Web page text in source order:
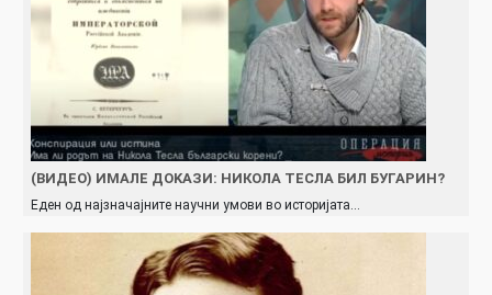
(ВИДЕО) ИМАЛЕ ДOKAЗИ: НИКОЛА ТЕСЛА БИЛ БУГАРИН?
Еден од најзначајните научни умови во историјата…